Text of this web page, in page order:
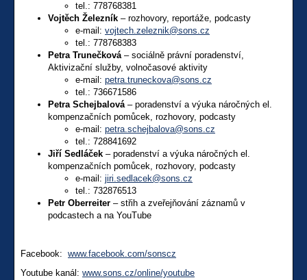
tel.: 778768381
Vojtěch Železník – rozhovory, reportáže, podcasty
e-mail: vojtech.zeleznik@sons.cz
tel.: 778768383
Petra Trunečková– sociálně právní poradenství,
Aktivizační služby, volnočasové aktivity
e-mail: petra.truneckova@sons.cz
tel.: 736671586
Petra Schejbalová – poradenství a výuka náročných el.
kompenzačních pomůcek, rozhovory, podcasty
e-mail: petra.schejbalova@sons.cz
tel.: 728841692
Jiří Sedláček – poradenství a výuka náročných el.
kompenzačních pomůcek, rozhovory, podcasty
e-mail: jiri.sedlacek@sons.cz
tel.: 732876513
Petr Oberreiter – střih a zveřejňování záznamů v
podcastech a na YouTube
Facebook: www.facebook.com/sonscz
Youtube kanál: www.sons.cz/online/youtube